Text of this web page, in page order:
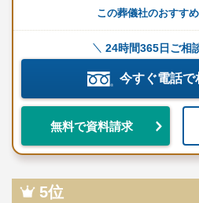
この葬儀社のおすす
24時間365日ご相
今すぐ電話で
無料で資料請求
5位